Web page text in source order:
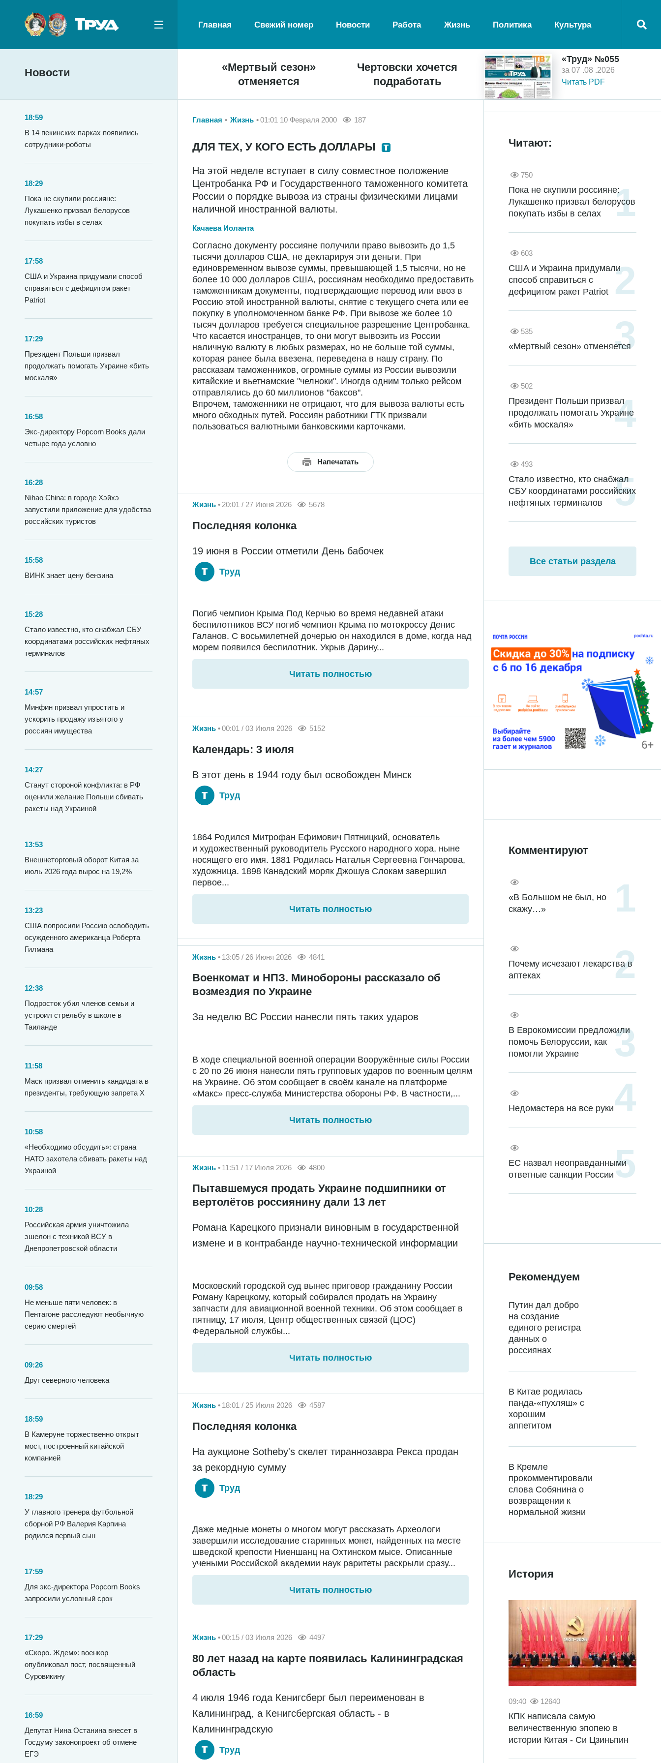
Главная Свежий номер Новости Работа Жизнь Политика Культура
Новости
«Мертвый сезон»
отменяется
Чертовски хочется
подработать
«Труд» №055
за 07 .08 .2026
Читать PDF
18:59
В 14 пекинских парках появились
сотрудники-роботы
18:29
Пока не скупили россияне:
Лукашенко призвал белорусов
покупать избы в селах
17:58
США и Украина придумали способ
справиться с дефицитом ракет
Patriot
17:29
Президент Польши призвал
продолжать помогать Украине «бить
москаля»
16:58
Экс-директору Popcorn Books дали
четыре года условно
16:28
Nihao China: в городе Хэйхэ
запустили приложение для удобства
российских туристов
15:58
ВИНК знает цену бензина
15:28
Стало известно, кто снабжал СБУ
координатами российских нефтяных
терминалов
14:57
Минфин призвал упростить и
ускорить продажу изъятого у
россиян имущества
14:27
Станут стороной конфликта: в РФ
оценили желание Польши сбивать
ракеты над Украиной
13:53
Внешнеторговый оборот Китая за
июль 2026 года вырос на 19,2%
13:23
США попросили Россию освободить
осужденного американца Роберта
Гилмана
12:38
Подросток убил членов семьи и
устроил стрельбу в школе в
Таиланде
11:58
Маск призвал отменить кандидата в
президенты, требующую запрета X
10:58
«Необходимо обсудить»: страна
НАТО захотела сбивать ракеты над
Украиной
10:28
Российская армия уничтожила
эшелон с техникой ВСУ в
Днепропетровской области
09:58
Не меньше пяти человек: в
Пентагоне расследуют необычную
серию смертей
09:26
Друг северного человека
18:59
В Камеруне торжественно открыт
мост, построенный китайской
компанией
18:29
У главного тренера футбольной
сборной РФ Валерия Карпина
родился первый сын
17:59
Для экс-директора Popcorn Books
запросили условный срок
17:29
«Скоро. Ждем»: военкор
опубликовал пост, посвященный
Суровикину
16:59
Депутат Нина Останина внесет в
Госдуму законопроект об отмене
ЕГЭ
Главная Жизнь 01:01 10 Февраля 2000 187
ДЛЯ ТЕХ, У КОГО ЕСТЬ ДОЛЛАРЫ
На этой неделе вступает в силу совместное положение
Центробанка РФ и Государственного таможенного комитета
России о порядке вывоза из страны физическими лицами
наличной иностранной валюты.
Качаева Иоланта
Согласно документу россияне получили право вывозить до 1,5
тысячи долларов США, не декларируя эти деньги. При
единовременном вывозе суммы, превышающей 1,5 тысячи, но не
более 10 000 долларов США, россиянам необходимо предоставить
таможенникам документы, подтверждающие перевод или ввоз в
Россию этой иностранной валюты, снятие с текущего счета или ее
покупку в уполномоченном банке РФ. При вывозе же более 10
тысяч долларов требуется специальное разрешение Центробанка.
Что касается иностранцев, то они могут вывозить из России
наличную валюту в любых размерах, но не больше той суммы,
которая ранее была ввезена, переведена в нашу страну. По
рассказам таможенников, огромные суммы из России вывозили
китайские и вьетнамские "челноки". Иногда одним только рейсом
отправлялись до 60 миллионов "баксов".
Впрочем, таможенники не отрицают, что для вывоза валюты есть
много обходных путей. Россиян работники ГТК призвали
пользоваться валютными банковскими карточками.
Напечатать
Жизнь 20:01 / 27 Июня 2026 5678
Последняя колонка
19 июня в России отметили День бабочек
Труд
Погиб чемпион Крыма Под Керчью во время недавней атаки
беспилотников ВСУ погиб чемпион Крыма по мотокроссу Денис
Галанов. С восьмилетней дочерью он находился в доме, когда над
морем появился беспилотник. Укрыв Дарину...
Читать полностью
Жизнь 00:01 / 03 Июля 2026 5152
Календарь: 3 июля
В этот день в 1944 году был освобожден Минск
Труд
1864 Родился Митрофан Ефимович Пятницкий, основатель
и художественный руководитель Русского народного хора, ныне
носящего его имя. 1881 Родилась Наталья Сергеевна Гончарова,
художница. 1898 Канадский моряк Джошуа Слокам завершил
первое...
Читать полностью
Жизнь 13:05 / 26 Июня 2026 4841
Военкомат и НПЗ. Минобороны рассказало об
возмездия по Украине
За неделю ВС России нанесли пять таких ударов
В ходе специальной военной операции Вооружённые силы России
с 20 по 26 июня нанесли пять групповых ударов по военным целям
на Украине. Об этом сообщает в своём канале на платформе
«Макс» пресс-служба Министерства обороны РФ. В частности,...
Читать полностью
Жизнь 11:51 / 17 Июля 2026 4800
Пытавшемуся продать Украине подшипники от
вертолётов россиянину дали 13 лет
Романа Карецкого признали виновным в государственной
измене и в контрабанде научно-технической информации
Московский городской суд вынес приговор гражданину России
Роману Карецкому, который собирался продать на Украину
запчасти для авиационной военной техники. Об этом сообщает в
пятницу, 17 июля, Центр общественных связей (ЦОС)
Федеральной службы...
Читать полностью
Жизнь 18:01 / 25 Июля 2026 4587
Последняя колонка
На аукционе Sotheby's скелет тираннозавра Рекса продан
за рекордную сумму
Труд
Даже медные монеты о многом могут рассказать Археологи
завершили исследование старинных монет, найденных на месте
шведской крепости Ниеншанц на Охтинском мысе. Описанные
учеными Российской академии наук раритеты раскрыли сразу...
Читать полностью
Жизнь 00:15 / 03 Июля 2026 4497
80 лет назад на карте появилась Калининградская
область
4 июля 1946 года Кенигсберг был переименован в
Калининград, а Кенигсбергская область - в
Калининградскую
Труд
Читают:
750
Пока не скупили россияне:
Лукашенко призвал белорусов
покупать избы в селах
603
США и Украина придумали
способ справиться с
дефицитом ракет Patriot
535
«Мертвый сезон» отменяется
502
Президент Польши призвал
продолжать помогать Украине
«бить москаля»
493
Стало известно, кто снабжал
СБУ координатами российских
нефтяных терминалов
Все статьи раздела
Комментируют
«В Большом не был, но
скажу…»
Почему исчезают лекарства в
аптеках
В Еврокомиссии предложили
помочь Белоруссии, как
помогли Украине
Недомастера на все руки
ЕС назвал неоправданными
ответные санкции России
Рекомендуем
Путин дал добро
на создание
единого регистра
данных о
россиянах
В Китае родилась
панда-«пухляш» с
хорошим
аппетитом
В Кремле
прокомментировали
слова Собянина о
возвращении к
нормальной жизни
История
09:40 12640
КПК написала самую
величественную эпопею в
истории Китая - Си Цзиньпин